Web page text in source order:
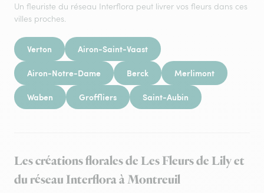
Un fleuriste du réseau Interflora peut livrer vos fleurs dans ces
villes proches.
Verton Airon-Saint-Vaast
Airon-Notre-Dame Berck Merlimont
Waben Groffliers Saint-Aubin
Les créations florales de Les Fleurs de Lily et
du réseau Interflora à Montreuil